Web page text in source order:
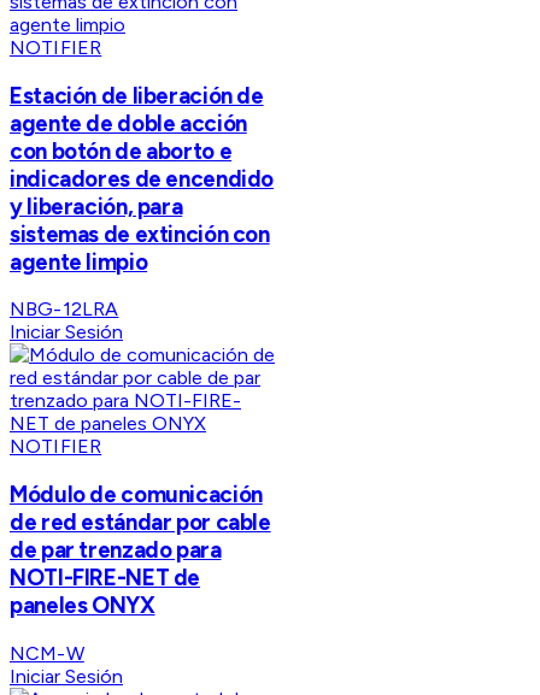
NOTIFIER
Estación de liberación de
agente de doble acción
con botón de aborto e
indicadores de encendido
y liberación, para
sistemas de extinción con
agente limpio
NBG-12LRA
Iniciar Sesión
NOTIFIER
Módulo de comunicación
de red estándar por cable
de par trenzado para
NOTI-FIRE-NET de
paneles ONYX
NCM-W
Iniciar Sesión